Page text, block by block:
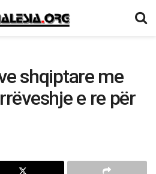
shqiptare me
e re për